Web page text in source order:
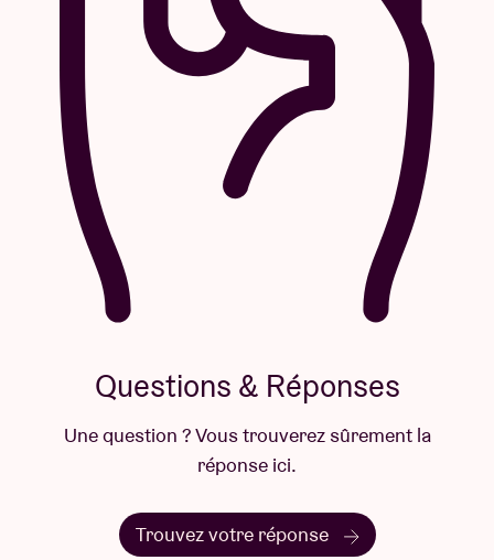
Questions & Réponses
Une question ? Vous trouverez sûrement la
réponse ici.
Trouvez votre réponse